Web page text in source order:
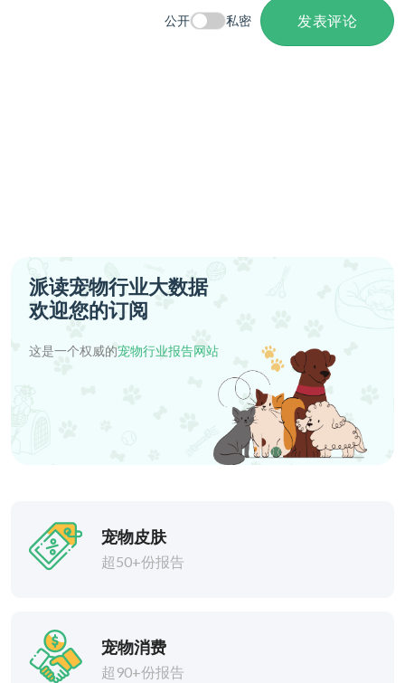
公开 私密 发表评论
派读宠物行业大数据
欢迎您的订阅
这是一个权威的宠物行业报告网站
宠物皮肤
超50+份报告
宠物消费
超90+份报告